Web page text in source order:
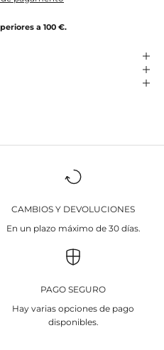
a 100 €.
CAMBIOS Y DEVOLUCIONES
En un plazo máximo de 30 días.
PAGO SEGURO
Hay varias opciones de pago
disponibles.